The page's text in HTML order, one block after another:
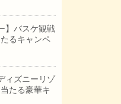
】バスケ観戦
るキャンペ
ィズニーリゾ
たる豪華キ